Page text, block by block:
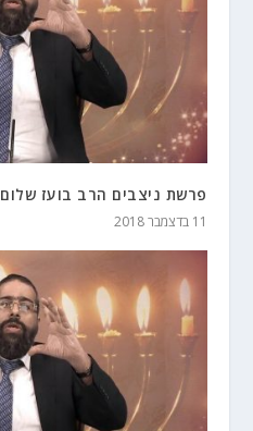
פרשת ניצבים הרב בועז שלום
11 בדצמבר 2018